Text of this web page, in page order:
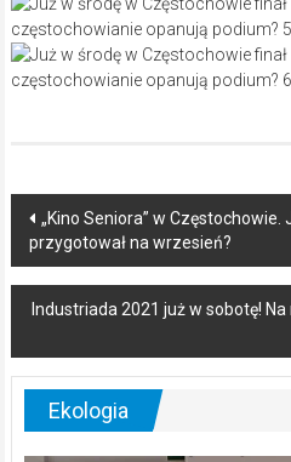
Post
navigation
„Kino Seniora” w Częstochowie.
przygotował na wrzesień?
Industriada 2021 już w sobotę!
Ekologia